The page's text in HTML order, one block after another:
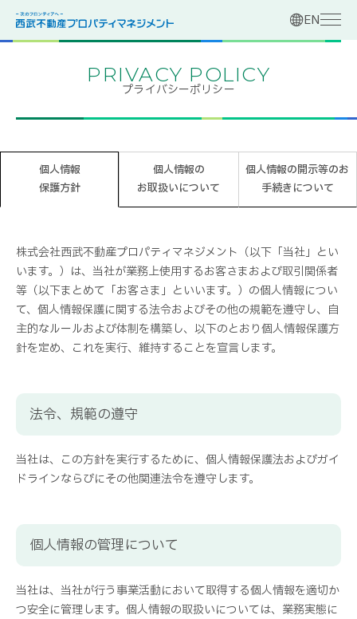
EN
PRIVACY POLICY
プライバシーポリシー
個人情報
保護方針
個人情報の
お取扱いについて
個人情報の開示等のお
手続きについて
株式会社西武不動産プロパティマネジメント（以下「当社」とい
います。）は、当社が業務上使用するお客さまおよび取引関係者
等（以下まとめて「お客さま」といいます。）の個人情報につい
て、個人情報保護に関する法令およびその他の規範を遵守し、自
主的なルールおよび体制を構築し、以下のとおり個人情報保護方
針を定め、これを実行、維持することを宣言します。
法令、規範の遵守
当社は、この方針を実行するために、個人情報保護法およびガイ
ドラインならびにその他関連法令を遵守します。
個人情報の管理について
当社は、当社が行う事業活動において取得する個人情報を適切か
つ安全に管理します。個人情報の取扱いについては、業務実態に